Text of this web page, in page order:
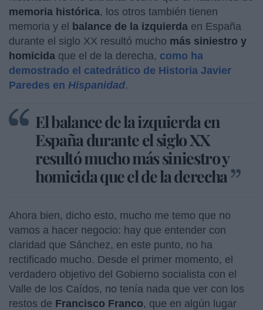
memoria histórica, los otros también tienen
memoria y el balance de la izquierda en España
durante el siglo XX resultó mucho más siniestro y
homicida que el de la derecha, como ha
demostrado el catedrático de Historia Javier
Paredes en Hispanidad.
El balance de la izquierda en
España durante el siglo XX
resultó mucho más siniestro y
homicida que el de la derecha
Ahora bien, dicho esto, mucho me temo que no
vamos a hacer negocio: hay que entender con
claridad que Sánchez, en este punto, no ha
rectificado mucho. Desde el primer momento, el
verdadero objetivo del Gobierno socialista con el
Valle de los Caídos, no tenía nada que ver con los
restos de Francisco Franco, que en algún lugar